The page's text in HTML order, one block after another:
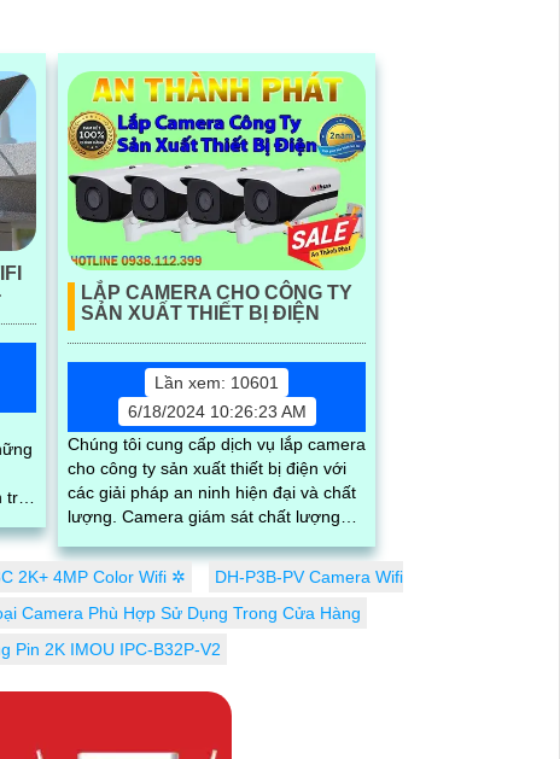
LẮP CAMERA CHO CÔNG TY
SẢN XUẤT THIẾT BỊ ĐIỆN
Lần xem: 10601
6/18/2024 10:26:23 AM
Chúng tôi cung cấp dịch vụ lắp camera
cho công ty sản xuất thiết bị điện với
các giải pháp an ninh hiện đại và chất
lượng. Camera giám sát chất lượng
cả ngày lẫn đêm
2K+ 4MP Color Wifi ✲
DH-P3B-PV Camera Wifi
Camera Phù Hợp Sử Dụng Trong Cửa Hàng
Pin 2K IMOU IPC-B32P-V2